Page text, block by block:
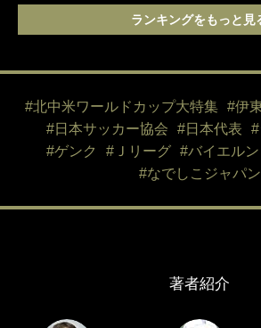
ランキングをもっと見
#北中米ワールドカップ大特集 #伊
#日本サッカー協会
#日本代表
#ゲンク
#Ｊリーグ
#バイエル
#なでしこジャパン
著者紹介